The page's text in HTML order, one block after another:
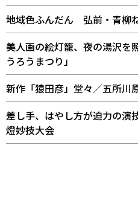
地域色ふんだん 弘前・青柳
美人画の絵灯籠、夜の湯沢
うろうまつり」
新作「猿田彦」堂々／五所川
差し手、はやし方が迫力の
燈妙技大会